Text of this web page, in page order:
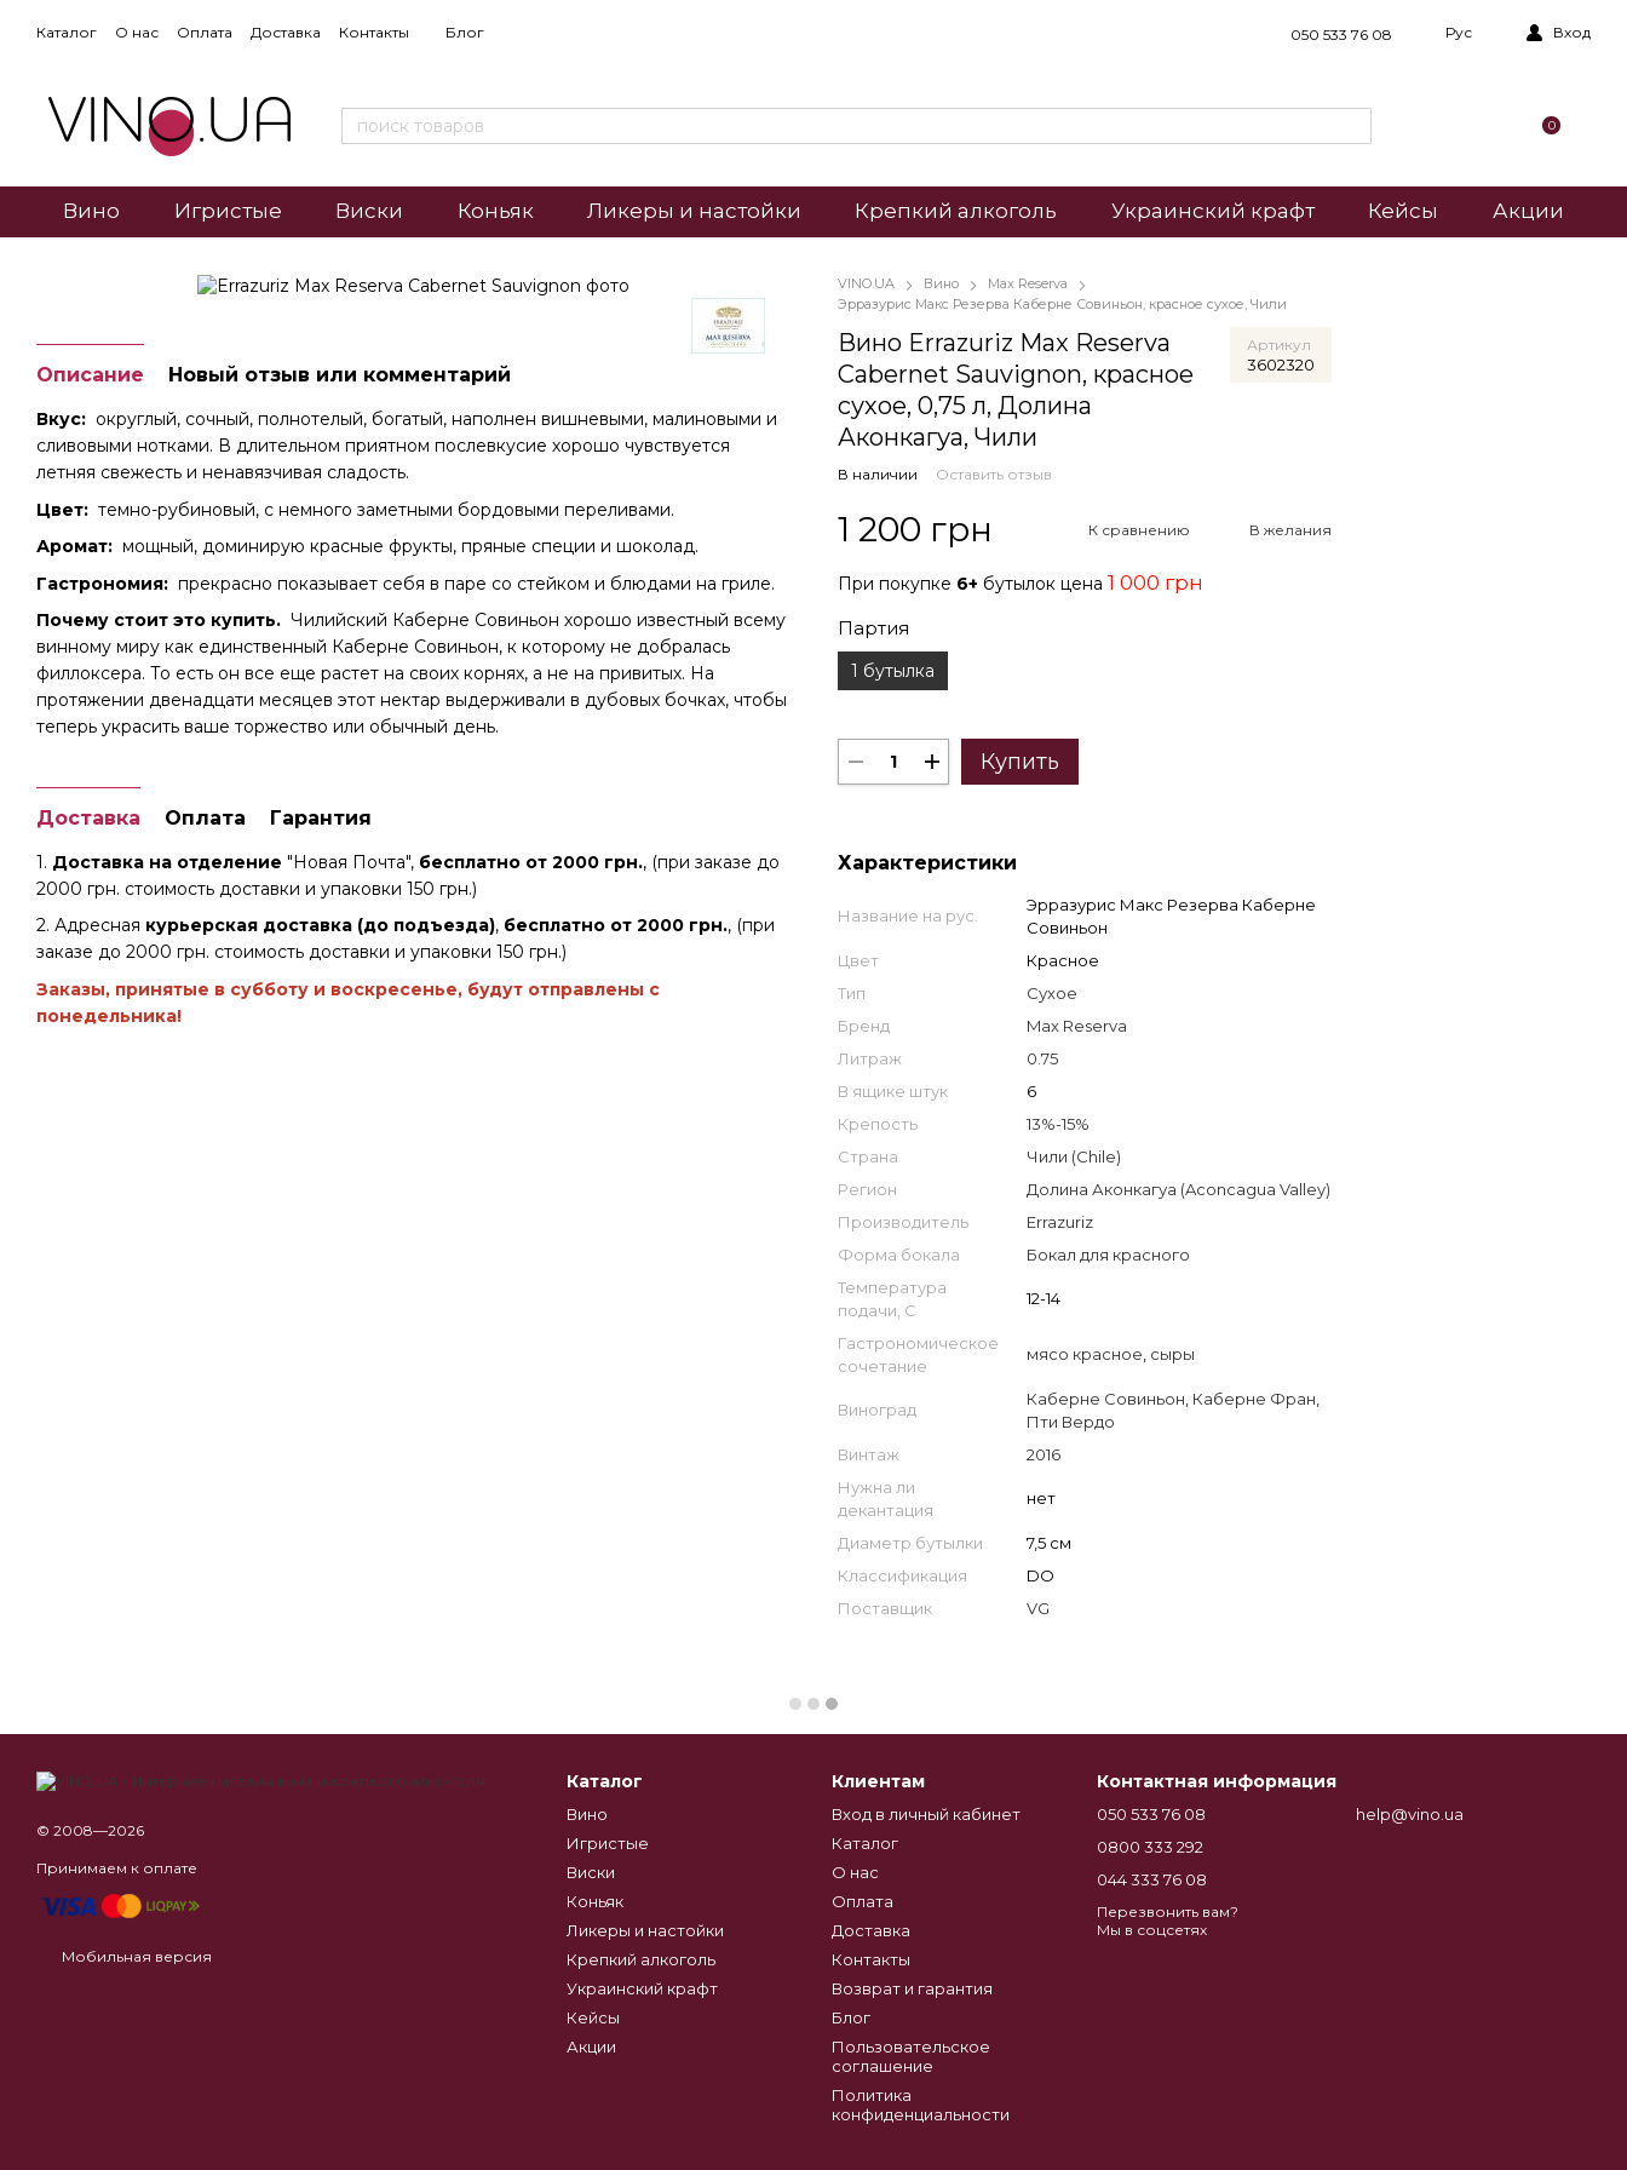
Каталог О нас Оплата Доставка Контакты Блог 050 533 76 08 Рус Вход
0
Вино Игристые Виски Коньяк Ликеры и настойки Крепкий алкоголь Украинский крафт Кейсы Акции
Описание Новый отзыв или комментарий
Вкус: округлый, сочный, полнотелый, богатый, наполнен вишневыми, малиновыми и
сливовыми нотками. В длительном приятном послевкусие хорошо чувствуется
летняя свежесть и ненавязчивая сладость.
Цвет: темно-рубиновый, с немного заметными бордовыми переливами.
Аромат: мощный, доминирую красные фрукты, пряные специи и шоколад.
Гастрономия: прекрасно показывает себя в паре со стейком и блюдами на гриле.
Почему стоит это купить. Чилийский Каберне Совиньон хорошо известный всему
винному миру как единственный Каберне Совиньон, к которому не добралась
филлоксера. То есть он все еще растет на своих корнях, а не на привитых. На
протяжении двенадцати месяцев этот нектар выдерживали в дубовых бочках, чтобы
теперь украсить ваше торжество или обычный день.
Доставка Оплата Гарантия
1. Доставка на отделение "Новая Почта", бесплатно от 2000 грн., (при заказе до
2000 грн. стоимость доставки и упаковки 150 грн.)
2. Адресная курьерская доставка (до подъезда), бесплатно от 2000 грн., (при
заказе до 2000 грн. стоимость доставки и упаковки 150 грн.)
Заказы, принятые в субботу и воскресенье, будут отправлены с
понедельника!
VINO.UA Вино
Max Reserva
Эрразурис Макс Резерва Каберне Совиньон, красное сухое, Чили
Вино Errazuriz Max Reserva
Cabernet Sauvignon, красное
сухое, 0,75 л, Долина
Аконкагуа, Чили
Артикул
3602320
В наличии Оставить отзыв
1 200 грн К сравнению В желания
При покупке 6+ бутылок цена 1 000 грн
Партия
1 бутылка
Купить
Характеристики
Название на рус.
Эрразурис Макс Резерва Каберне
Совиньон
Цвет
Красное
Тип
Сухое
Бренд
Max Reserva
Литраж
0.75
В ящике штук
6
Крепость
13%-15%
Страна
Чили (Chile)
Регион
Долина Аконкагуа (Aconcagua Valley)
Производитель
Errazuriz
Форма бокала
Бокал для красного
Температура
подачи, С
12-14
Гастрономическое
сочетание
мясо красное сыры
Виноград
Каберне Совиньон Каберне Фран
Пти Вердо
Винтаж
2016
Нужна ли
декантация
нет
Диаметр бутылки
7,5 см
Классификация
DO
Поставщик
VG
© 2008—2026
Принимаем к оплате
Мобильная версия
Каталог
Вино
Игристые
Виски
Коньяк
Ликеры и настойки
Крепкий алкоголь
Украинский крафт
Кейсы
Акции
Клиентам
Вход в личный кабинет
Каталог
О нас
Оплата
Доставка
Контакты
Возврат и гарантия
Блог
Пользовательское
соглашение
Политика
конфиденциальности
Контактная информация
050 533 76 08
0800 333 292
044 333 76 08
Перезвонить вам?
help@vino.ua
Мы в соцсетях